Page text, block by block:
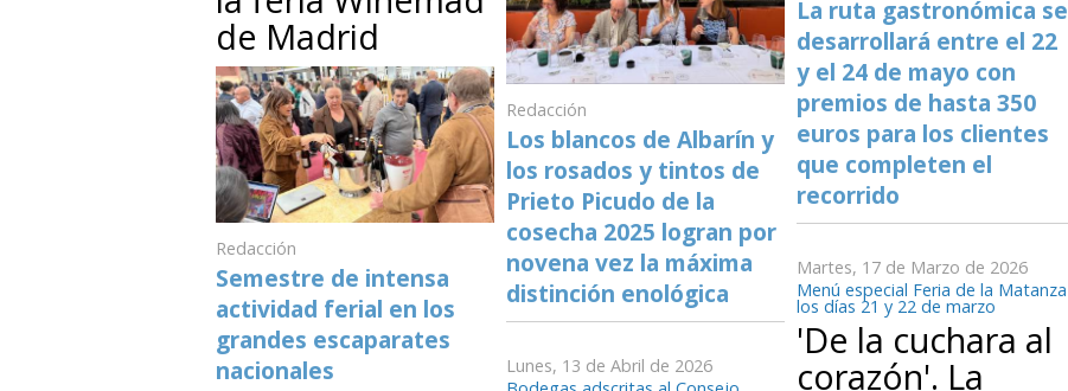
de Madrid
Redacción
Semestre de intensa
actividad ferial en los
grandes escaparates
nacionales
Redacción
Los blancos de Albarín y
los rosados y tintos de
Prieto Picudo de la
cosecha 2025 logran por
novena vez la máxima
distinción enológica
Lunes, 13 de Abril de 2026
La ruta gastronómica se
desarrollará entre el 22
y el 24 de mayo con
premios de hasta 350
euros para los clientes
que completen el
recorrido
Martes, 17 de Marzo de 2026
Menú especial Feria de la Matanza
los días 21 y 22 de marzo
'De la cuchara al
corazón'. La